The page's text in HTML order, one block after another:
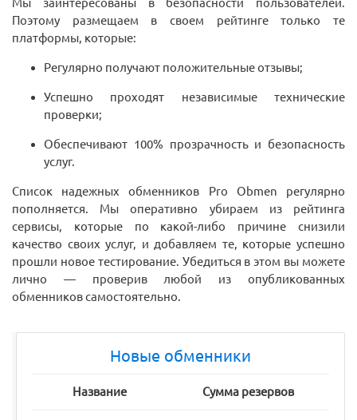
Мы заинтересованы в безопасности пользователей.
Поэтому размещаем в своем рейтинге только те
платформы, которые:
Регулярно получают положительные отзывы;
Успешно проходят независимые технические
проверки;
Обеспечивают 100% прозрачность и безопасность
услуг.
Список надежных обменников Pro Obmen регулярно
пополняется. Мы оперативно убираем из рейтинга
сервисы, которые по какой-либо причине снизили
качество своих услуг, и добавляем те, которые успешно
прошли новое тестирование. Убедиться в этом вы можете
лично — проверив любой из опубликованных
обменников самостоятельно.
Новые обменники
Название Сумма резервов